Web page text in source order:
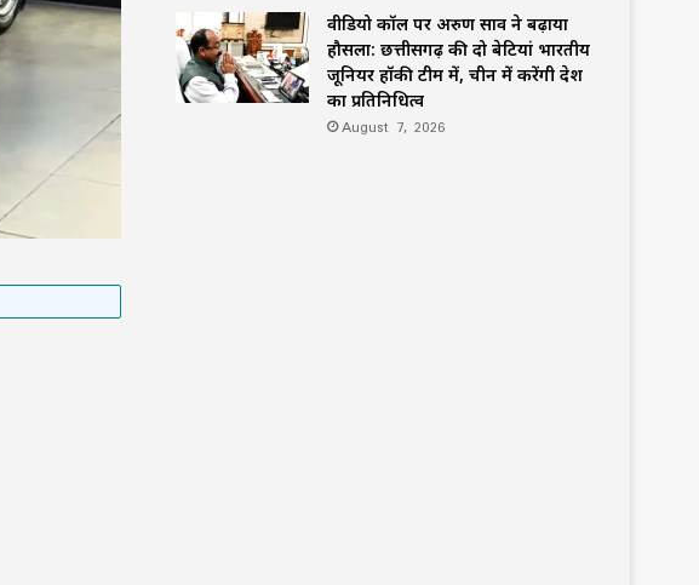
वीडियो कॉल पर अरुण साव ने बढ़ाया
हौसला: छत्तीसगढ़ की दो बेटियां भारतीय
जूनियर हॉकी टीम में, चीन में करेंगी देश
का प्रतिनिधित्व
August 7, 2026